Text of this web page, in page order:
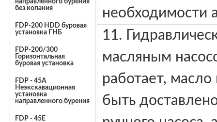
направленного бурения
без копания
FDP-200 HDD буровая
установка ГНБ
FDP-200/300
Горизонтальная
буровая установка
FDP - 45A
Неэкскавационная
установка
направленного бурения
FDP - 45E
необходимости
11.
масляным
работает,
быть